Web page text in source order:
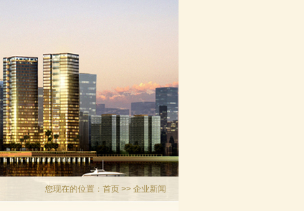
您现在的位置： 首页 >> 企业新闻